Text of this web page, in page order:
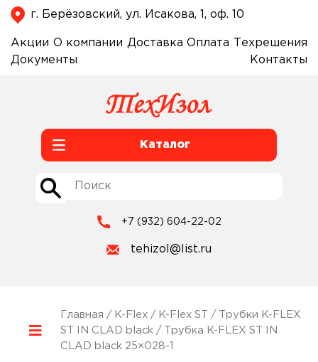
г. Берёзовский, ул. Исакова, 1, оф. 10
Акции О компании Доставка Оплата
Техрешения
Документы
Контакты
Каталог
+7 (932) 604-22-02
tehizol@list.ru
Главная / K-Flex/ K-Flex ST /
Трубки K-FLEX
ST IN CLAD black / Трубка K-FLEX ST IN
CLAD black 25×028-1